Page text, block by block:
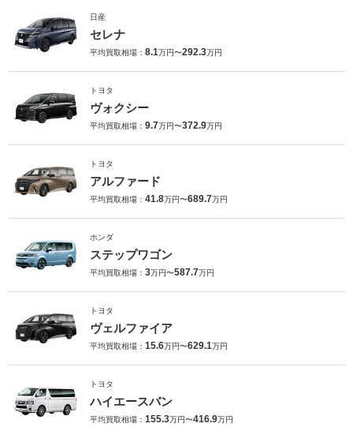
日産
セレナ
平均買取相場： 8.1万円〜292.3万円
トヨタ
ヴォクシー
平均買取相場： 9.7万円〜372.9万円
トヨタ
アルファード
平均買取相場： 41.8万円〜689.7万円
ホンダ
ステップワゴン
平均買取相場： 3万円〜587.7万円
トヨタ
ヴェルファイア
平均買取相場： 15.6万円〜629.1万円
トヨタ
ハイエースバン
平均買取相場： 155.3万円〜416.9万円